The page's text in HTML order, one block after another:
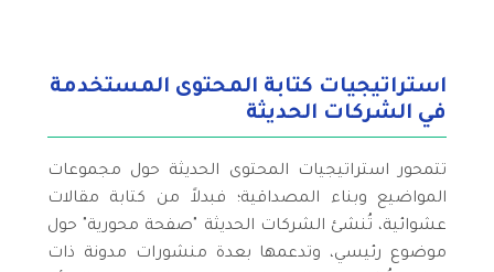
استراتيجيات كتابة المحتوى المستخدمة
في الشركات الحديثة
تتمحور استراتيجيات المحتوى الحديثة حول مجموعات
المواضيع وبناء المصداقية؛ فبدلاً من كتابة مقالات
عشوائية، تُنشئ الشركات الحديثة "صفحة محورية" حول
موضوع رئيسي، وتدعمها بعدة منشورات مدونة ذات